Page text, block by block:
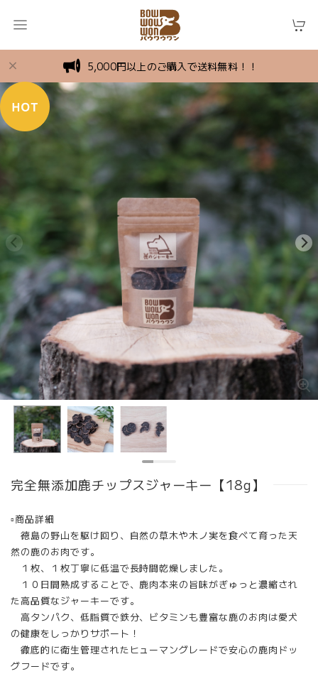
5,000円以上のご購入で送料無料！！
完全無添加鹿チップスジャーキー【18g】
▫︎商品詳細
徳島の野山を駆け回り、自然の草木や木ノ実を食べて育った天
然の鹿のお肉です。
１枚、１枚丁寧に低温で長時間乾燥しました。
１０日間熟成することで、鹿肉本来の旨味がぎゅっと濃縮され
た高品質なジャーキーです。
高タンパク、低脂質で鉄分、ビタミンも豊富な鹿のお肉は愛犬
の健康をしっかりサポート！
徹底的に衛生管理されたヒューマングレードで安心の鹿肉ドッ
グフードです。